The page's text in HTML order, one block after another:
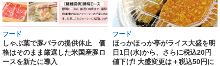
フード
しゃぶ葉で豚バラの提供休止 価
格はそのまま厳選した米国産豚ロ
ースを新たに導入
フード
ほっかほっか亭がライス大盛を明
日1日(水)から、さらに税込20円
値下げ! 大盛変更は＋税込50円に